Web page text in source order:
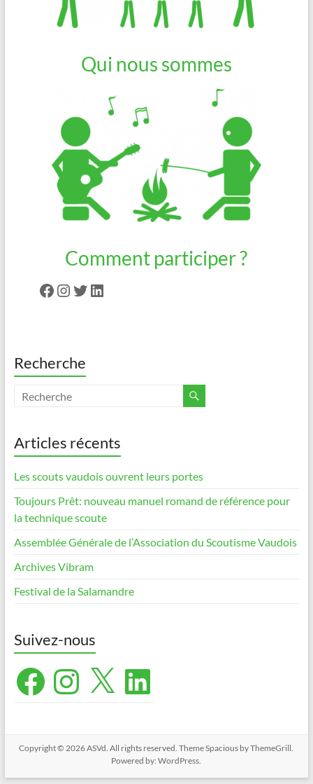
Qui nous sommes
Comment participer ?
Facebook
Instagram
Twitter
LinkedIn
Recherche
Articles récents
Les scouts vaudois ouvrent leurs portes
Toujours Prêt: nouveau manuel romand de référence pour
la technique scoute
Assemblée Générale de l’Association du Scoutisme Vaudois
Archives Vibram
Festival de la Salamandre
Suivez-nous
FacebookInstagram
X LinkedIn
Copyright © 2026ASVd. All rights reserved. ThemeSpacious by ThemeGrill.
Powered by:WordPress.